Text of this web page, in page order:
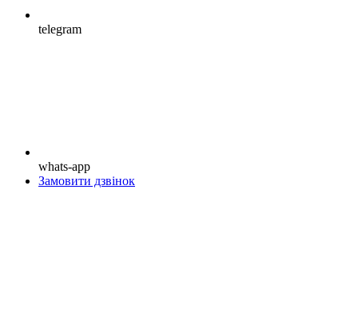
telegram
whats-app
Замовити дзвінок